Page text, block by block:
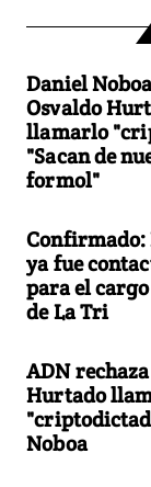
Daniel
Osvaldo
llamarlo
"Sacan de
formol"
Confirmado:
ya fue
para el
de La Tri
ADN
Hurtado
Noboa